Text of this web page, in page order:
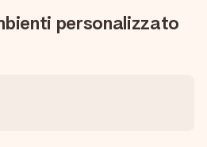
personalizzato